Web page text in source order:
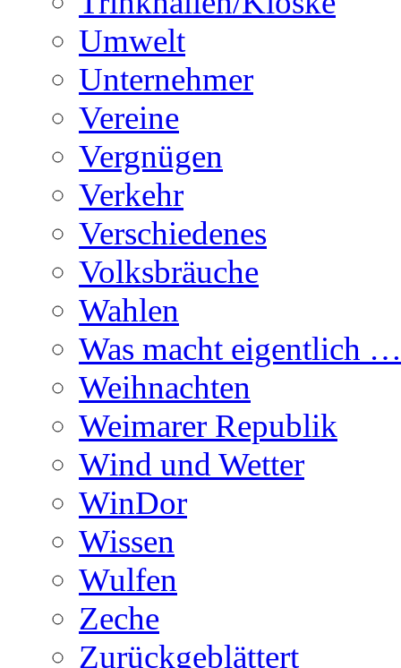
Umwelt
Unternehmer
Vereine
Vergnügen
Verkehr
Verschiedenes
Volksbräuche
Wahlen
Was macht eigentlich
Weihnachten
Weimarer Republik
Wind und Wetter
WinDor
Wissen
Wulfen
Zeche
Zurückgeblättert